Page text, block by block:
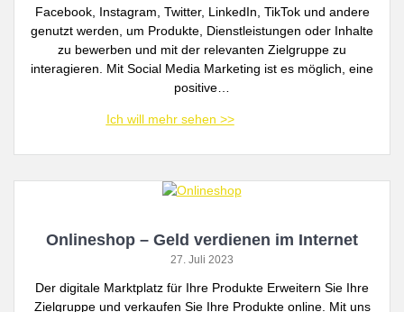
Facebook, Instagram, Twitter, LinkedIn, TikTok und andere
genutzt werden, um Produkte, Dienstleistungen oder Inhalte
zu bewerben und mit der relevanten Zielgruppe zu
interagieren. Mit Social Media Marketing ist es möglich, eine
positive…
Onlineshop – Geld verdienen im Internet
27. Juli 2023
Der digitale Marktplatz für Ihre Produkte Erweitern Sie Ihre
Zielgruppe und verkaufen Sie Ihre Produkte online. Mit uns